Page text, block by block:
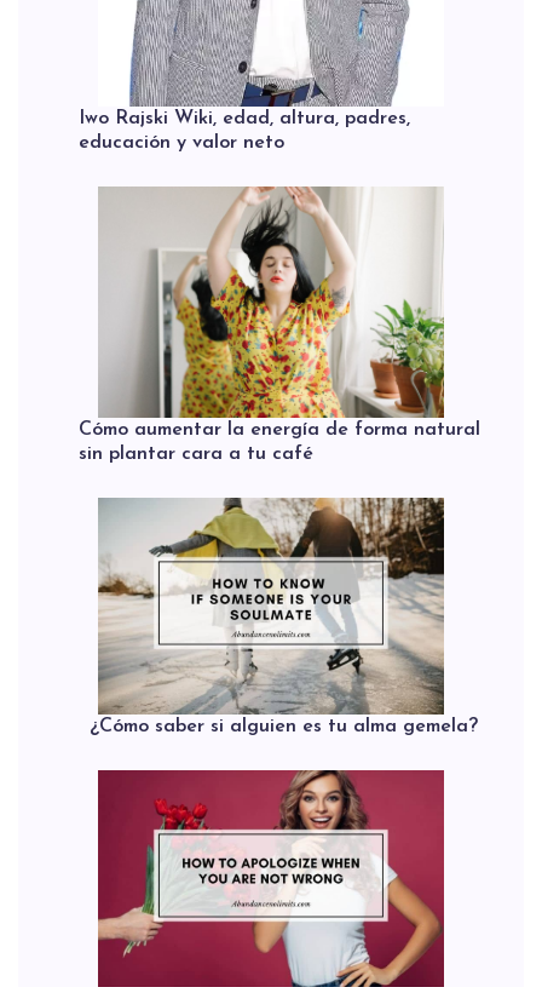
Iwo Rajski Wiki, edad, altura, padres,
educación y valor neto
Cómo aumentar la energía de forma natural
sin plantar cara a tu café
¿Cómo saber si alguien es tu alma gemela?